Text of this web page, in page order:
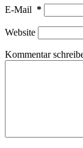
E-Mail *
Website
Kommentar